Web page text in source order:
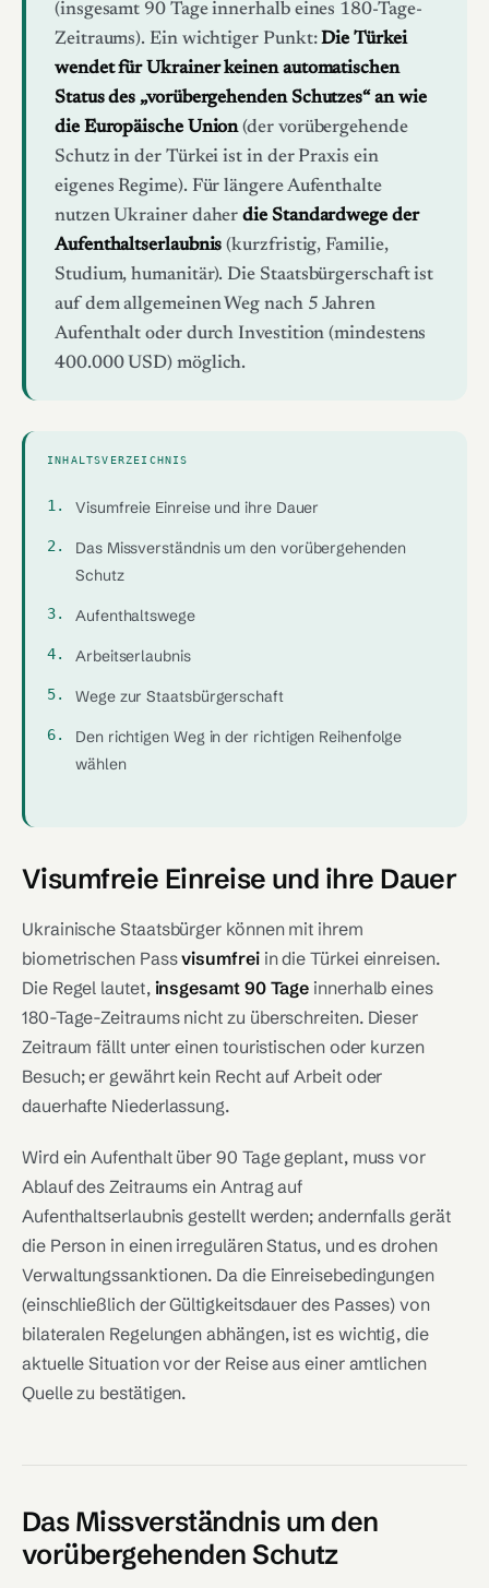
(insgesamt 90 Tage innerhalb eines 180-Tage-
Zeitraums). Ein wichtiger Punkt:Die Türkei
wendet für Ukrainer keinen automatischen
Status des „vorübergehenden Schutzes“ an wie
die Europäische Union(der vorübergehende
Schutz in der Türkei ist in der Praxis ein
eigenes Regime). Für längere Aufenthalte
nutzen Ukrainer daherdie Standardwege der
Aufenthaltserlaubnis (kurzfristig, Familie,
Studium, humanitär). Die Staatsbürgerschaft ist
auf dem allgemeinen Weg nach 5 Jahren
Aufenthalt oder durch Investition (mindestens
400.000 USD) möglich.
INHALTSVERZEICHNIS
Visumfreie Einreise und ihre Dauer
Das Missverständnis um den vorübergehenden
Schutz
Aufenthaltswege
Arbeitserlaubnis
Wege zur Staatsbürgerschaft
Den richtigen Weg in der richtigen Reihenfolge
wählen
Visumfreie Einreise und ihre Dauer
Ukrainische Staatsbürger können mit ihrem
biometrischen Passvisumfreiin die Türkei einreisen.
Die Regel lautet, insgesamt 90 Tage innerhalb eines
180-Tage-Zeitraums nicht zu überschreiten. Dieser
Zeitraum fällt unter einen touristischen oder kurzen
Besuch; er gewährt kein Recht auf Arbeit oder
dauerhafte Niederlassung.
Wird ein Aufenthalt über 90 Tage geplant, muss vor
Ablauf des Zeitraums ein Antrag auf
Aufenthaltserlaubnis gestellt werden; andernfalls gerät
die Person in einen irregulären Status, und es drohen
Verwaltungssanktionen. Da die Einreisebedingungen
(einschließlich der Gültigkeitsdauer des Passes) von
bilateralen Regelungen abhängen, ist es wichtig, die
aktuelle Situation vor der Reise aus einer amtlichen
Quelle zu bestätigen.
Das Missverständnis um den
vorübergehenden Schutz